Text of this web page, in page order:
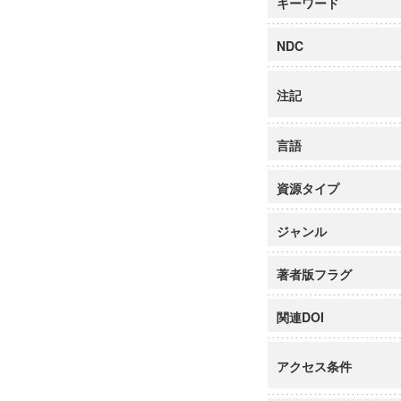
NDC
注記
言語
資源タイプ
ジャンル
著者版フラグ
関連DOI
アクセス条件